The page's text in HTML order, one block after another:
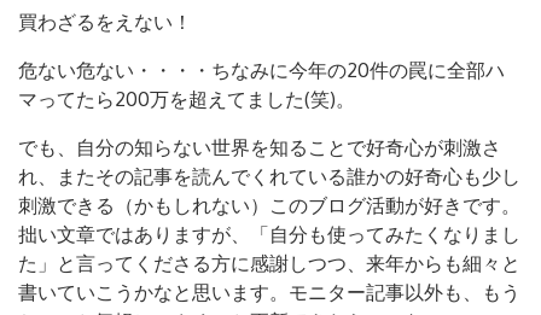
買わざるをえない！
危ない危ない・・・・ちなみに今年の20件の罠に全部ハ
マってたら200万を超えてました(笑)。
でも、自分の知らない世界を知ることで好奇心が刺激さ
れ、またその記事を読んでくれている誰かの好奇心も少し
刺激できる（かもしれない）このブログ活動が好きです。
拙い文章ではありますが、「自分も使ってみたくなりまし
た」と言ってくださる方に感謝しつつ、来年からも細々と
書いていこうかなと思います。モニター記事以外も、もう